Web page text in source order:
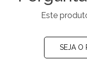
Este
SEJA O